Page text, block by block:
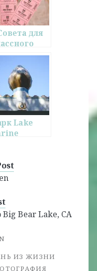
для
на
Lake
Big Bear Lake, CA
ИЗ ЖИЗНИ